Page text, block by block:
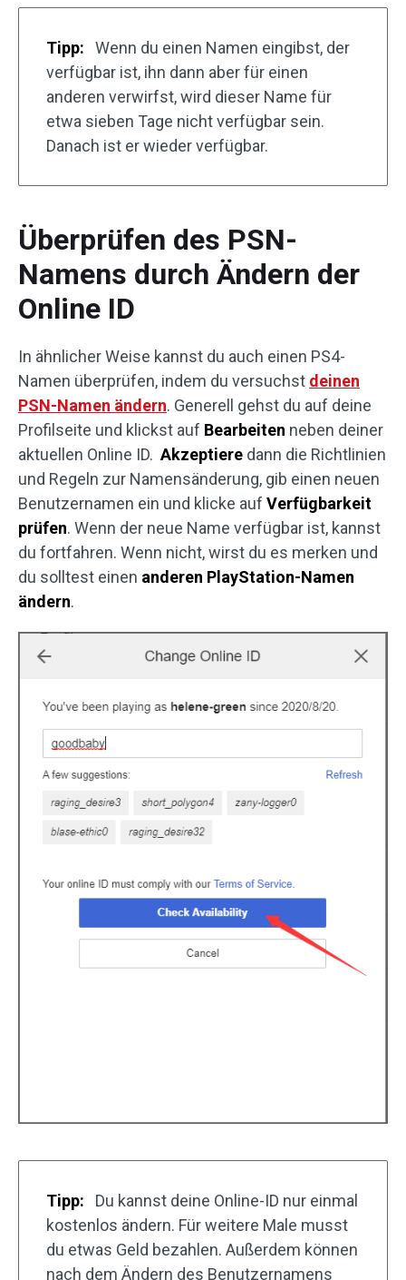
Tipp:
Wenn du einen Namen eingibst, der
verfügbar ist, ihn dann aber für einen
anderen verwirfst, wird dieser Name für
etwa sieben Tage nicht verfügbar sein.
Danach ist er wieder verfügbar.
Überprüfen des PSN-
Namens durch Ändern der
Online ID
In ähnlicher Weise kannst du auch einen PS4-
Namen überprüfen, indem du versuchst deinen
PSN-Namen ändern. Generell gehst du auf deine
Profilseite und klickst auf Bearbeiten neben deiner
aktuellen Online ID. Akzeptiere dann die Richtlinien
und Regeln zur Namensänderung, gib einen neuen
Benutzernamen ein und klicke auf Verfügbarkeit
prüfen. Wenn der neue Name verfügbar ist, kannst
du fortfahren. Wenn nicht, wirst du es merken und
du solltest einen anderen PlayStation-Namen
ändern.
Tipp:
Du kannst deine Online-ID nur einmal
kostenlos ändern. Für weitere Male musst
du etwas Geld bezahlen. Außerdem können
nach dem Ändern des Benutzernamens